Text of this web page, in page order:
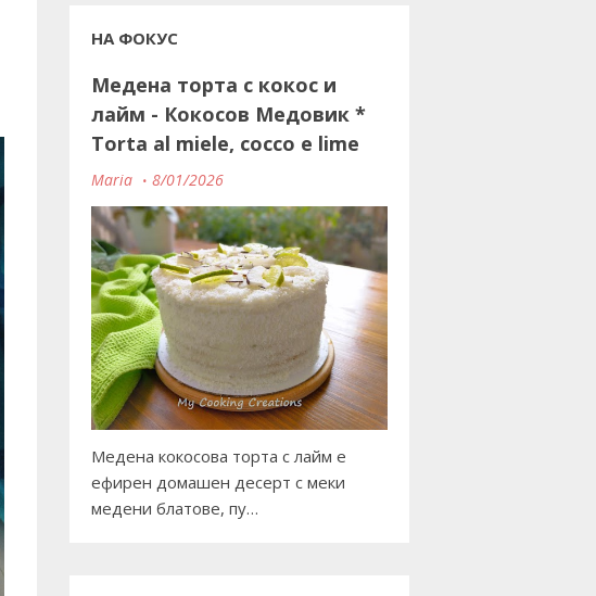
НА ФОКУС
Медена торта с кокос и
лайм - Кокосов Медовик *
Torta al miele, cocco e lime
Maria 8/01/2026
Медена кокосова торта с лайм е
ефирен домашен десерт с меки
медени блатове, пу…